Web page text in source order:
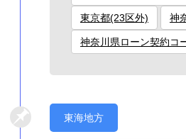
東京都(23区外) 神
神奈川県ローン契約コ
東海地方